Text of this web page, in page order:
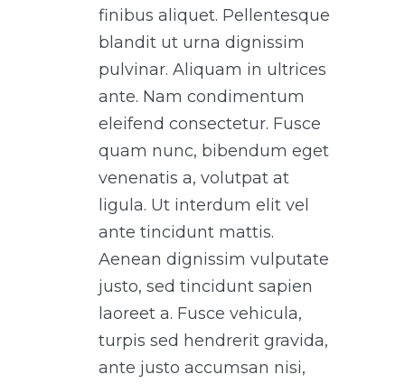
finibus aliquet. Pellentesque
blandit ut urna dignissim
pulvinar. Aliquam in ultrices
ante. Nam condimentum
eleifend consectetur. Fusce
quam nunc, bibendum eget
venenatis a, volutpat at
ligula. Ut interdum elit vel
ante tincidunt mattis.
Aenean dignissim vulputate
justo, sed tincidunt sapien
laoreet a. Fusce vehicula,
turpis sed hendrerit gravida,
ante justo accumsan nisi,